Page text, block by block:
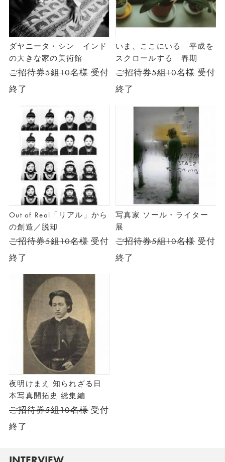
ダヤニータ・シン インド
の大きな家の美術館
ご招待券5組10名様 受付
終了
いま、ここにいる 平成を
スクロールする 春期
ご招待券5組10名様受付
終了
Out of Real「リアル」から
の創造／脱却
ご招待券5組10名様 受付
終了
写真家 ソール・ライター
展
ご招待券5組10名様受付
終了
夜明けまえ 知られざる日
本写真開拓史 総集編
ご招待券5組10名様 受付
終了